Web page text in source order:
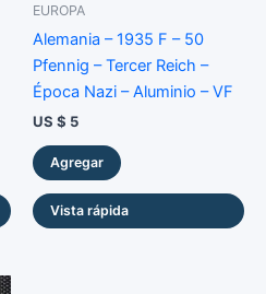
EUROPA
Alemania – 1935 F – 50
Pfennig – Tercer Reich –
Época Nazi – Aluminio – VF
US $ 5
Agregar
Vista rápida